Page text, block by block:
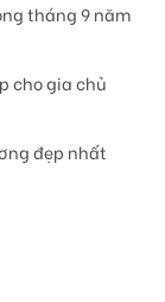
tháng 9 năm
cho gia chủ
đẹp nhất